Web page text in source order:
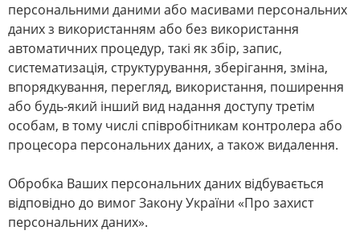
персональними даними або масивами персональних
даних з використанням або без використання
автоматичних процедур, такі як збір, запис,
систематизація, структурування, зберігання, зміна,
впорядкування, перегляд, використання, поширення
або будь-який інший вид надання доступу третім
особам, в тому числі співробітникам контролера або
процесора персональних даних, а також видалення.
Обробка Ваших персональних даних відбувається
відповідно до вимог Закону України «Про захист
персональних даних».